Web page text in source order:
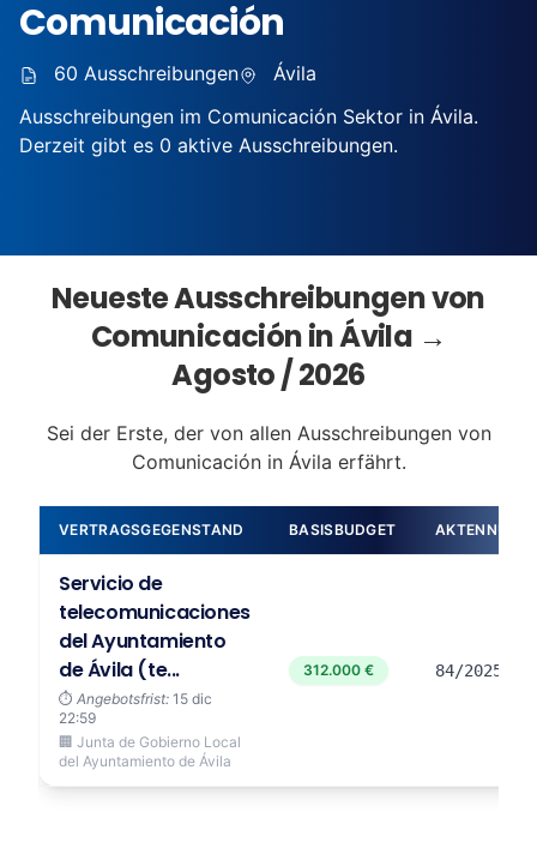
Comunicación
60 Ausschreibungen
Ávila
Ausschreibungen im Comunicación Sektor in Ávila.
Derzeit gibt es 0 aktive Ausschreibungen.
Neueste Ausschreibungen von
Comunicación in Ávila →
Agosto / 2026
Sei der Erste, der von allen Ausschreibungen von
Comunicación in Ávila erfährt.
VERTRAGSGEGENSTAND BASISBUDGET
Servicio de
telecomunicaciones
del Ayuntamiento
de Ávila (te...
⏱️ Angebotsfrist: 15 dic
22:59
🏢 Junta de Gobierno Local
del Ayuntamiento de Ávila
312.000 € 84/2025